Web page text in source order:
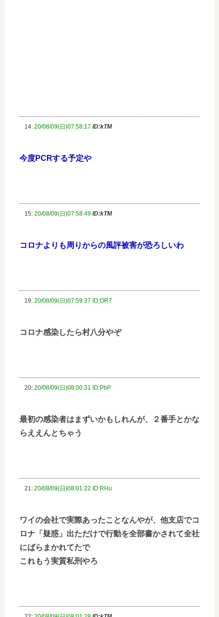
14: 20/08/09(日)07:58:17 ID:kTM
今度PCRする予定や
15: 20/08/09(日)07:58:49 ID:kTM
コロナよりも周りからの風評被害が恐ろしいわ
19: 20/08/09(日)07:59:37 ID:OR7
コロナ感染したら村八分やぞ
20: 20/08/09(日)08:00:31 ID:PbP
最初の感染者はまずいかもしれんが、２番手とかな
らええんとちゃう
21: 20/08/09(日)08:01:22 ID:RHu
ワイの会社で実際あったことなんやが、他支店でコ
ロナ「疑惑」出ただけで行動を全部書かされて全社
にばらまかれてたで
これもう実質私刑やろ